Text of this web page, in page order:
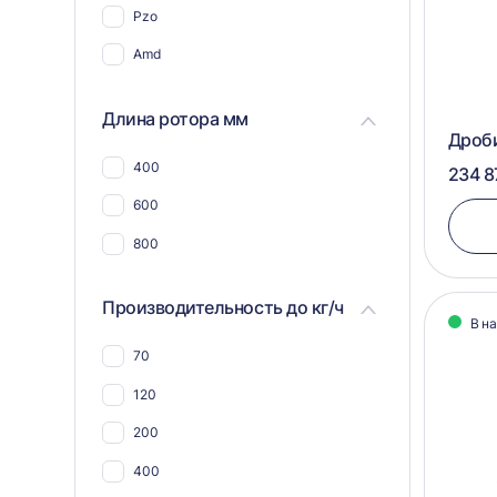
пластмассы
Для пнд
Для угля
Для арболита
Pzo
Amd
Длина ротора мм
400
600
800
Производительность до кг/ч
70
120
200
400
234
В